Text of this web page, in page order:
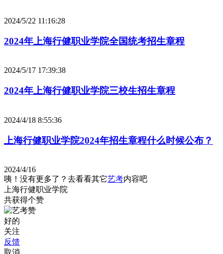
2024/5/22 11:16:28
2024年上海行健职业学院全国统考招生章程
2024/5/17 17:39:38
2024年上海行健职业学院三校生招生章程
2024/4/18 8:55:36
上海行健职业学院2024年招生章程什么时候公布？
2024/4/16
咦！没有更多了？去看看其它艺考内容吧
上海行健职业学院
共获得个赞
好的
关注
反馈